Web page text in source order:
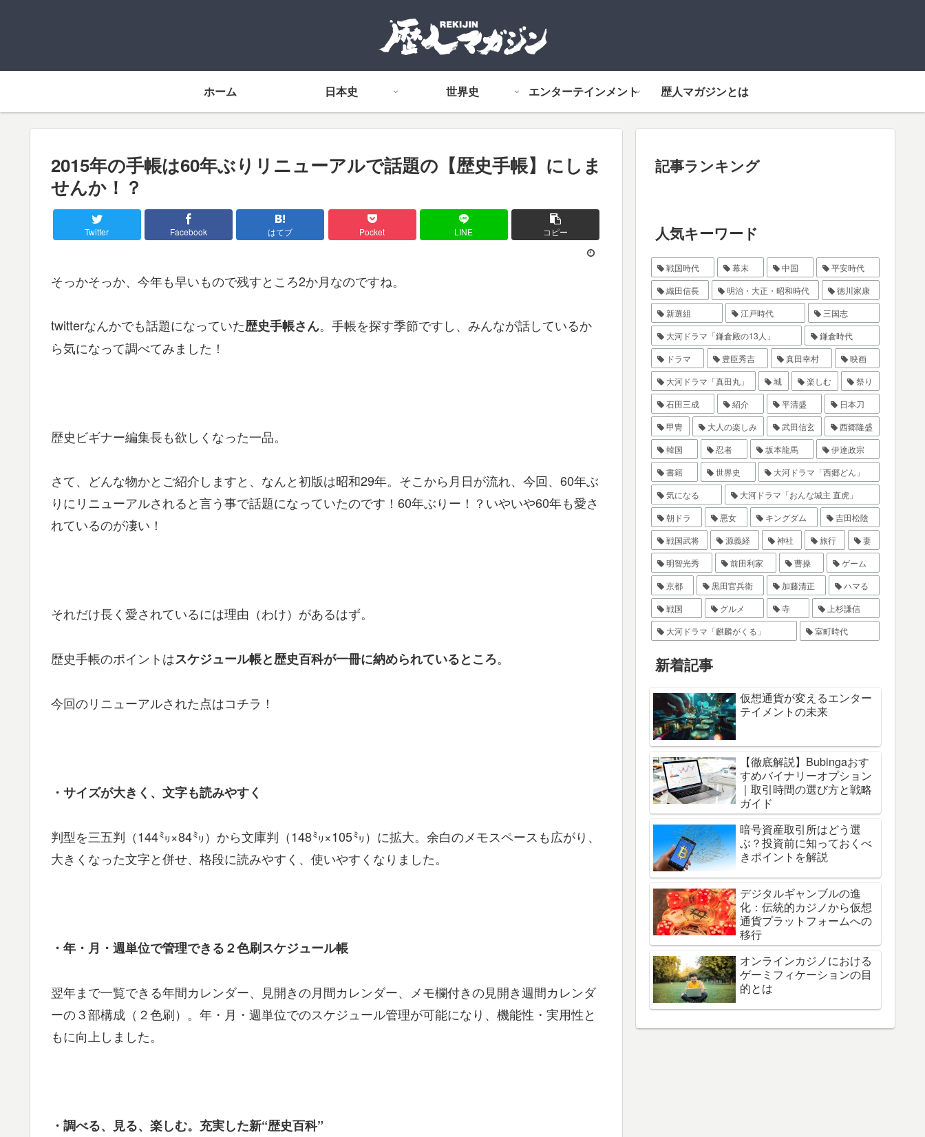
ホーム 日本史 世界史 エンターテインメント 歴人マガジンとは
2015年の手帳は60年ぶりリニューアルで話題の【歴史手帳】にしま
せんか！？
Twitter Facebook はてブ Pocket LINE コピー
そっかそっか、今年も早いもので残すところ2か月なのですね。
twitterなんかでも話題になっていた歴史手帳さん。手帳を探す季節ですし、みんなが話しているか
ら気になって調べてみました！
歴史ビギナー編集長も欲しくなった一品。
さて、どんな物かとご紹介しますと、なんと初版は昭和29年。そこから月日が流れ、今回、60年ぶ
りにリニューアルされると言う事で話題になっていたのです！60年ぶりー！？いやいや60年も愛さ
れているのが凄い！
それだけ長く愛されているには理由（わけ）があるはず。
歴史手帳のポイントはスケジュール帳と歴史百科が一冊に納められているところ。
今回のリニューアルされた点はコチラ！
・サイズが大きく、文字も読みやすく
判型を三五判（144㍉×84㍉）から文庫判（148㍉×105㍉）に拡大。余白のメモスペースも広がり、
大きくなった文字と併せ、格段に読みやすく、使いやすくなりました。
・年・月・週単位で管理できる２色刷スケジュール帳
翌年まで一覧できる年間カレンダー、見開きの月間カレンダー、メモ欄付きの見開き週間カレンダ
ーの３部構成（２色刷）。年・月・週単位でのスケジュール管理が可能になり、機能性・実用性と
もに向上しました。
・調べる、見る、楽しむ。充実した新“歴史百科”
記事ランキング
人気キーワード
戦国時代 幕末 中国
平安時代
織田信長
明治・大正・昭和時代
徳川家康
新選組
江戸時代
三国志
大河ドラマ「鎌倉殿の13人」
鎌倉時代
ドラマ
豊臣秀吉 真田幸村
映画
大河ドラマ「真田丸」
城 楽しむ
祭り
石田三成
紹介 平清盛
日本刀
甲冑
大人の楽しみ 武田信玄
西郷隆盛
韓国
忍者 坂本龍馬
伊達政宗
書籍
世界史
大河ドラマ「西郷どん」
気になる
大河ドラマ「おんな城主 直虎」
朝ドラ
悪女 キングダム
吉田松陰
戦国武将
源義経 神社 旅行
妻
明智光秀
前田利家 曹操
ゲーム
京都
黒田官兵衛 加藤清正
ハマる
戦国
グルメ 寺
上杉謙信
大河ドラマ「麒麟がくる」
室町時代
新着記事
仮想通貨が変えるエンター
テイメントの未来
【徹底解説】Bubingaおす
すめバイナリーオプション
｜取引時間の選び方と戦略
ガイド
暗号資産取引所はどう選
ぶ？投資前に知っておくべ
きポイントを解説
デジタルギャンブルの進
化：伝統的カジノから仮想
通貨プラットフォームへの
移行
オンラインカジノにおける
ゲーミフィケーションの目
的とは